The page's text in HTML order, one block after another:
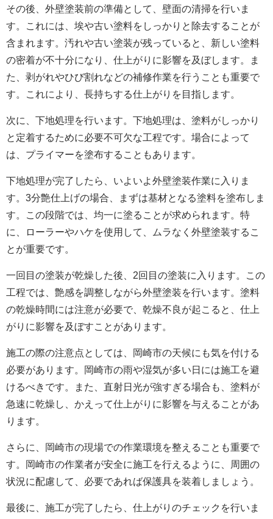
その後、 外壁塗装前の準備として、壁面の清掃を行いま
す。これには、埃や古い塗料をしっかりと除去することが
含まれます。汚れや古い塗装が残っていると、新しい塗料
の密着が不十分になり、仕上がりに影響を及ぼします。ま
た、剥がれやひび割れなどの補修作業を行うことも重要で
す。これにより、長持ちする仕上がりを目指します。
次に、下地処理を行います。下地処理は、塗料がしっかり
と定着するために必要不可欠な工程です。場合によって
は、プライマーを塗布することもあります。
下地処理が完了したら、いよいよ外壁塗装作業に入りま
す。3分艶仕上げの場合、まずは基材となる塗料を塗布しま
す。この段階では、均一に塗ることが求められます。特
に、ローラーやハケを使用して、ムラなく 外壁塗装するこ
とが重要です。
一回目の塗装が乾燥した後、2回目の塗装に入ります。この
工程では、艶感を調整しながら外壁塗装を行います。塗料
の乾燥時間には注意が必要で、乾燥不良が起こると、仕上
がりに影響を及ぼすことがあります。
施工の際の注意点としては、岡崎市の天候にも気を付ける
必要があります。岡崎市の雨や湿気が多い日には施工を避
けるべきです。また、直射日光が強すぎる場合も、塗料が
急速に乾燥し、かえって仕上がりに影響を与えることがあ
ります。
さらに、岡崎市の現場での作業環境を整えることも重要で
す。岡崎市の作業者が安全に施工を行えるように、周囲の
状況に配慮して、必要であれば保護具を装着しましょう。
最後に、施工が完了したら、仕上がりのチェックを行いま